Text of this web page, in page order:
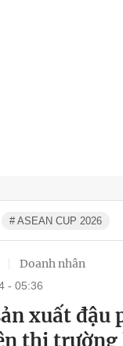
# ASEAN CUP 2026
Doanh nhân
- 05:36
xuất đậu
thị trường